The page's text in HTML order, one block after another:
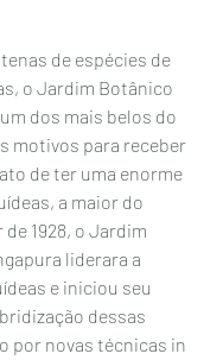
de espécies de
o Jardim Botânico
dos mais belos do
motivos para receber
de ter uma enorme
a maior do
1928, o Jardim
liderara a
e iniciou seu
dessas
por novas técnicas in